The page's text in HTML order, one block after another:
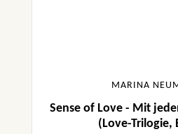
MARINA
Sense of Love - Mit
(Love-Trilogie,